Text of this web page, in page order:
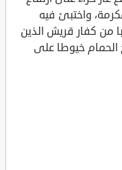
واختبئ فيه
من كفار قريش الذين
الحمام خيوطا على